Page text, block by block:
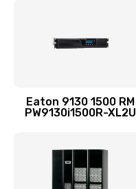
Eaton 9130 1500 RM
PW9130i1500R-XL2U